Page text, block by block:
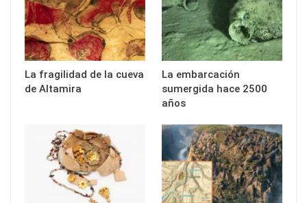
La fragilidad de la cueva
de Altamira
La embarcación
sumergida hace 2500
años